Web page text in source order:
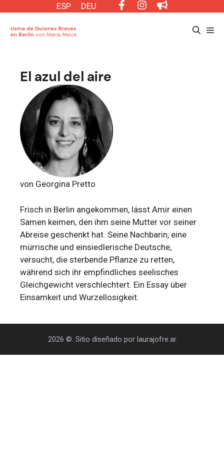
contenido
ESP DEU
El azul del aire
von Georgina Pretto
Frisch in Berlin angekommen, lässt Amir einen
Samen keimen, den ihm seine Mutter vor seiner
Abreise geschenkt hat. Seine Nachbarin, eine
mürrische und einsiedlerische Deutsche,
versucht, die sterbende Pflanze zu retten,
während sich ihr empfindliches seelisches
Gleichgewicht verschlechtert. Ein Essay über
Einsamkeit und Wurzellosigkeit.
2026 ©. Sitio diseñado por laurajofre.ar